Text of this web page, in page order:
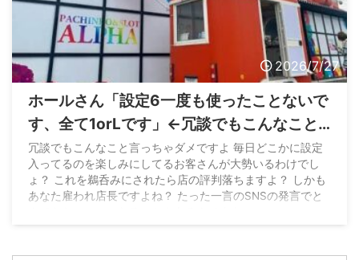
2026/7/27
ホールさん「設定6一度も使ったことないで
す、全て1orLです」←冗談でもこんなこと
言っちゃダメとお怒り
冗談でもこんなこと言っちゃダメですよ 毎日どこかに設定
入ってるのを楽しみにしてるお客さんが大勢いるわけでし
ょ？ これを鵜呑みにされたら店の評判落ちますよ？ しかも
あなた雇われ店長ですよね？ たった一言のSNSの発言でと